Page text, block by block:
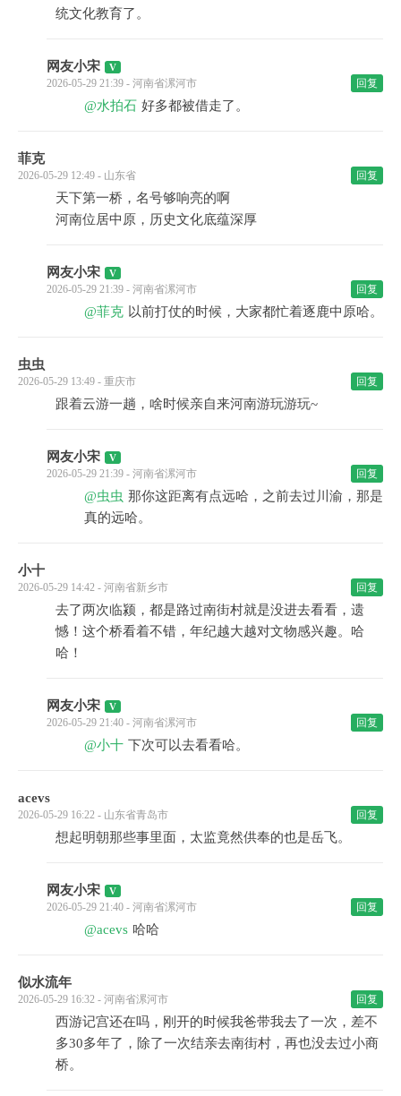
统文化教育了。
网友小宋
2026-05-29 21:39 - 河南省漯河市 回复
@水拍石 好多都被借走了。
菲克
2026-05-29 12:49 - 山东省 回复
天下第一桥，名号够响亮的啊
河南位居中原，历史文化底蕴深厚
网友小宋
2026-05-29 21:39 - 河南省漯河市 回复
@菲克 以前打仗的时候，大家都忙着逐鹿中原哈。
虫虫
2026-05-29 13:49 - 重庆市 回复
跟着云游一趟，啥时候亲自来河南游玩游玩~
网友小宋
2026-05-29 21:39 - 河南省漯河市 回复
@虫虫 那你这距离有点远哈，之前去过川渝，那是
真的远哈。
小十
2026-05-29 14:42 - 河南省新乡市 回复
去了两次临颍，都是路过南街村就是没进去看看，遗
憾！这个桥看着不错，年纪越大越对文物感兴趣。哈
哈！
网友小宋
2026-05-29 21:40 - 河南省漯河市 回复
@小十 下次可以去看看哈。
acevs
2026-05-29 16:22 - 山东省青岛市 回复
想起明朝那些事里面，太监竟然供奉的也是岳飞。
网友小宋
2026-05-29 21:40 - 河南省漯河市 回复
@acevs 哈哈
似水流年
2026-05-29 16:32 - 河南省漯河市 回复
西游记宫还在吗，刚开的时候我爸带我去了一次，差不
多30多年了，除了一次结亲去南街村，再也没去过小商
桥。